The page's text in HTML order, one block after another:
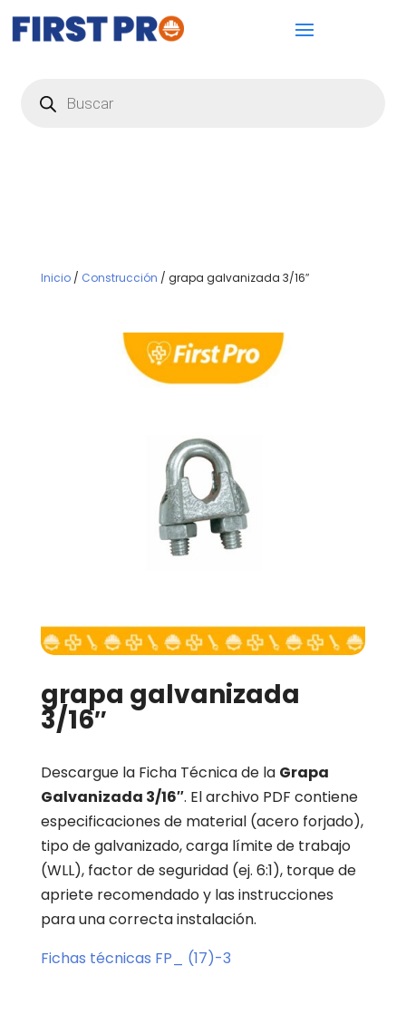
productos
Inicio/ Construcción / grapa galvanizada 3/16″
grapa galvanizada
3/16″
Descargue la Ficha Técnica de la Grapa
Galvanizada 3/16″. El archivo PDF contiene
especificaciones de material (acero forjado),
tipo de galvanizado, carga límite de trabajo
(WLL), factor de seguridad (ej. 6:1), torque de
apriete recomendado y las instrucciones
para una correcta instalación.
Fichas técnicas FP_ (17)-3